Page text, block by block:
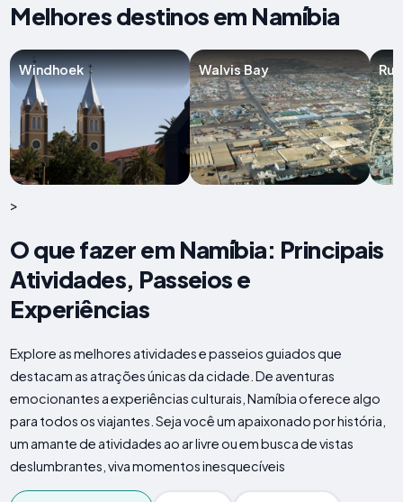
Melhores destinos em Namíbia
Windhoek Walvis Bay
>
O que fazer em Namíbia: Principais
Atividades, Passeios e
Experiências
Explore as melhores atividades e passeios guiados que
destacam as atrações únicas da cidade. De aventuras
emocionantes a experiências culturais, Namíbia oferece algo
para todos os viajantes. Seja você um apaixonado por história,
um amante de atividades ao ar livre ou em busca de vistas
deslumbrantes, viva momentos inesquecíveis